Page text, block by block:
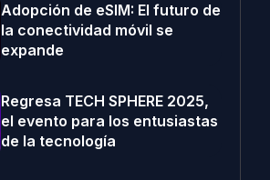
Adopción de eSIM: El futuro de
la conectividad móvil se
expande
Regresa TECH SPHERE 2025,
el evento para los entusiastas
de la tecnología